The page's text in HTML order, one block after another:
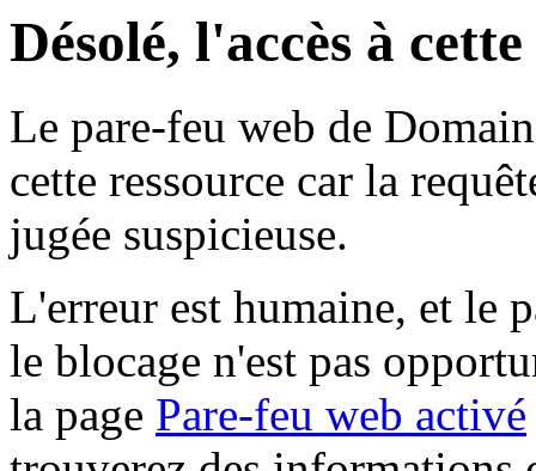
Désolé, l'accès à
Le pare-feu web de
cette ressource car la
jugée suspicieuse.
L'erreur est humaine, et le
le blocage n'est pas
la page Pare-feu web activé